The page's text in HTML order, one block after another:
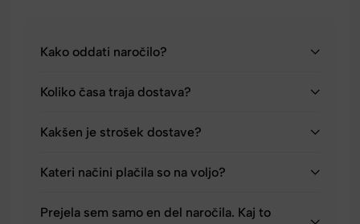
Kako oddati naročilo?
Koliko časa traja dostava?
Kakšen je strošek dostave?
Kateri načini plačila so na voljo?
Prejela sem samo en del naročila. Kaj to